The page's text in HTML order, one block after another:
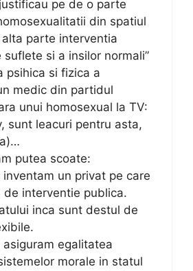
pe de o parte
din spatiul
parte interventia
suflete si a insilor normali”
psihica si fizica a
medic din partidul
unui homosexual la TV:
sunt leacuri pentru asta,
putea scoate:
un privat pe care
de interventie publica.
inca sunt destul de
egalitatea
morale in statul